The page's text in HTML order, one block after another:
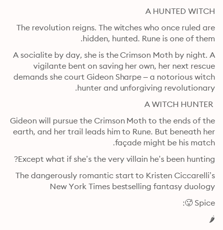
A HUNTED WITCH
The revolution reigns. The witches who once ruled are
hidden, hunted. Rune is one of them.
A socialite by day, she is the Crimson Moth by night. A
demands she court Gideon Sharpe – a notorious witch
hunter and unforgiving revolutionary.
Gideon will pursue the Crimson Moth to the ends of the
earth, and her trail leads him to Rune. But beneath her
façade might be his match.
Except what if she’s the very villain he’s been hunting?
The dangerously romantic start to Kristen Ciccarelli’s
New York Times bestselling fantasy duology
Spice 🥵:
🌶️